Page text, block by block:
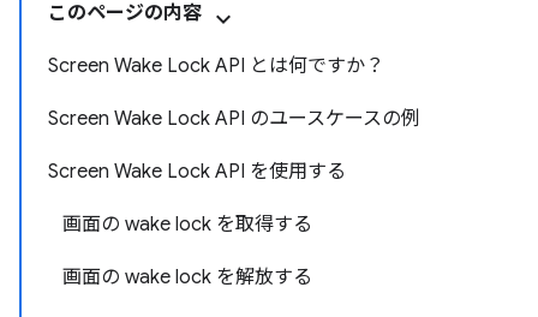
このページの内容
Screen Wake Lock API とは何ですか？
Screen Wake Lock API のユースケースの例
Screen Wake Lock API を使用する
画面の wake lock を取得する
画面の wake lock を解放する